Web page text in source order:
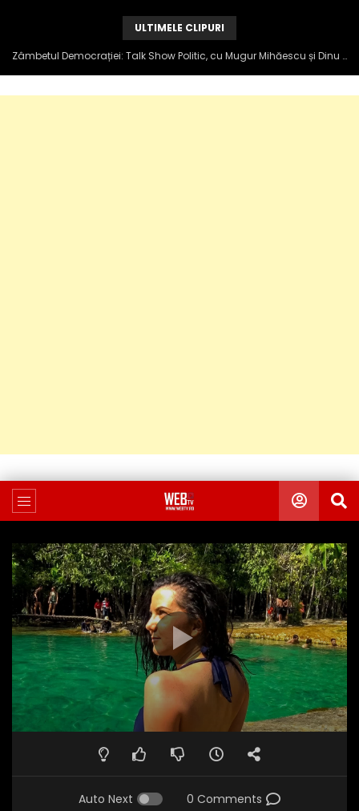
ULTIMELE CLIPURI
Zâmbetul Democrației: Talk Show Politic, cu Mugur Mihăescu și Dinu Popescu
Auto Next 0 Comments